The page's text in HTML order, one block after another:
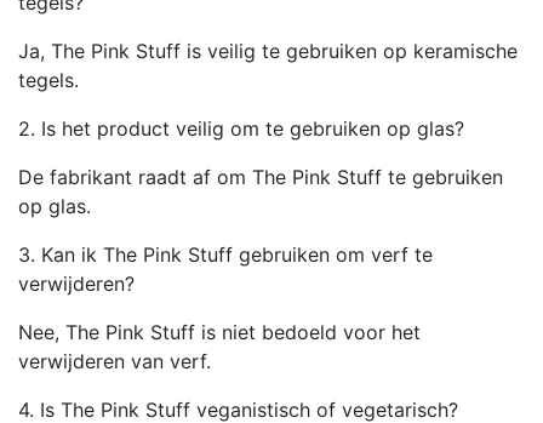
Ja, The Pink Stuff is veilig te gebruiken op keramische
tegels.
2. Is het product veilig om te gebruiken op glas?
De fabrikant raadt af om The Pink Stuff te gebruiken
op glas.
3. Kan ik The Pink Stuff gebruiken om verf te
verwijderen?
Nee, The Pink Stuff is niet bedoeld voor het
verwijderen van verf.
4. Is The Pink Stuff veganistisch of vegetarisch?